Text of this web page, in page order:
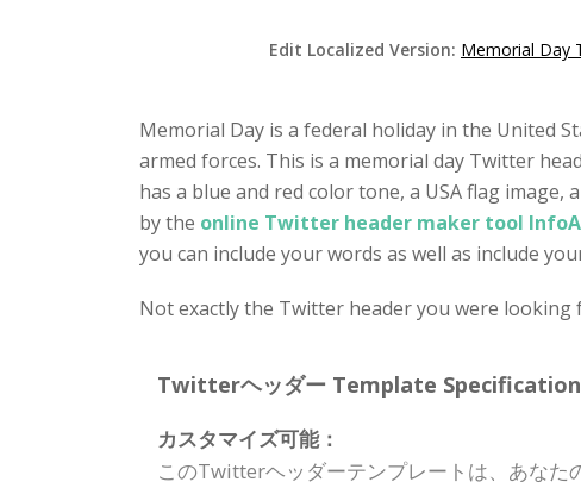
Edit Localized Version: Memorial Day
Memorial Day is a federal holiday in the United
armed forces. This is a memorial day Twitter
has a blue and red color tone, a USA flag
by the online Twitter header maker tool
you can include your words as well as include
Not exactly the Twitter header you were
Twitterヘッダー Template
カスタマイズ可能：
このTwitterヘッダーテンプレートは、あなた